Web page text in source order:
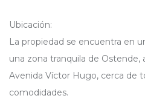
Ubicación:
La propiedad se encuentra en
una zona tranquila de Ostende,
Avenida Víctor Hugo, cerca de
comodidades.